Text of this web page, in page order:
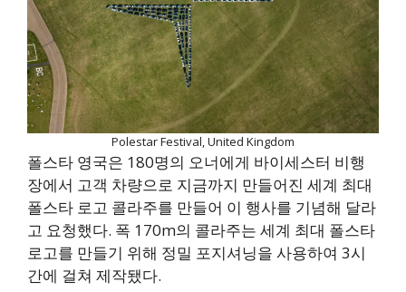
Polestar Festival, United Kingdom
폴스타 영국은 180명의 오너에게 바이세스터 비행
장에서 고객 차량으로 지금까지 만들어진 세계 최대
폴스타 로고 콜라주를 만들어 이 행사를 기념해 달라
고 요청했다. 폭 170m의 콜라주는 세계 최대 폴스타
로고를 만들기 위해 정밀 포지셔닝을 사용하여 3시
간에 걸쳐 제작됐다.